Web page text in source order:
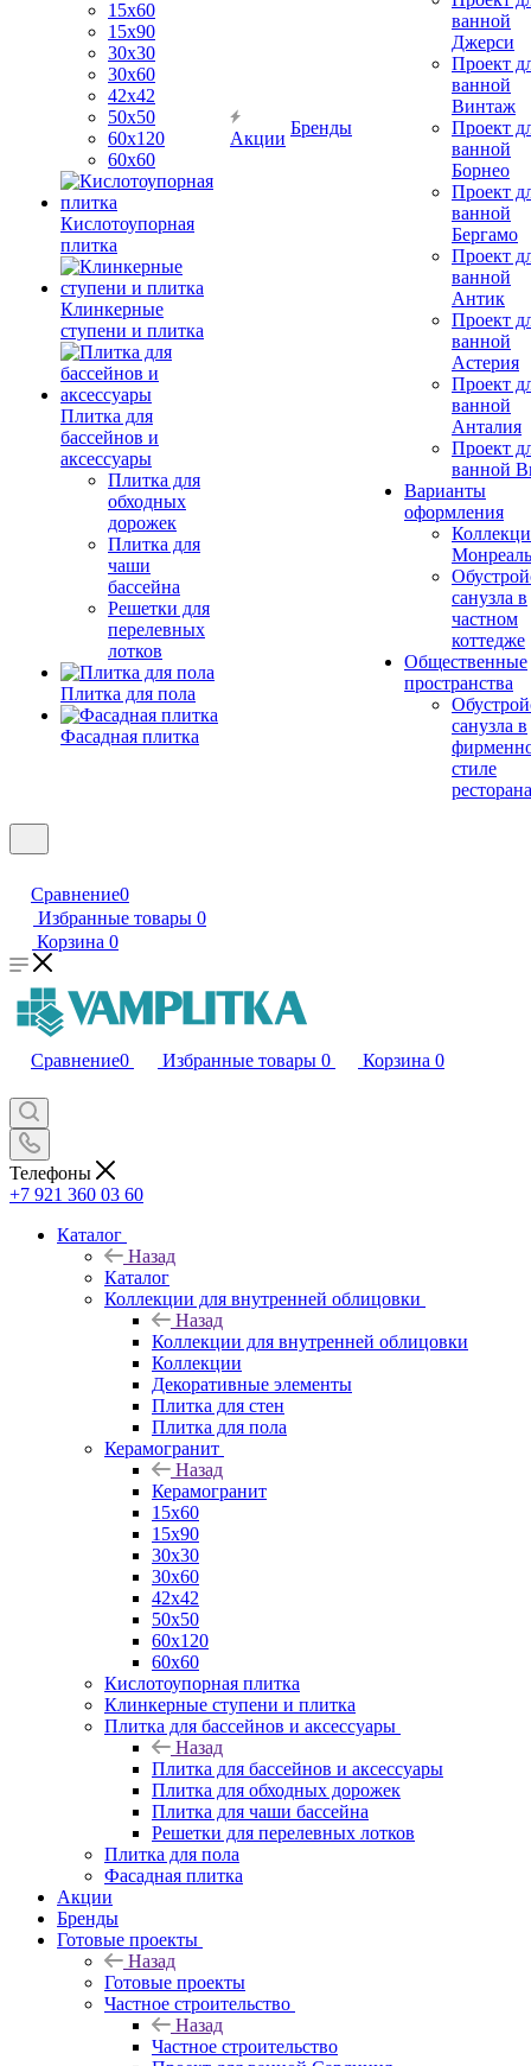
15х60
15x90
30х30
30х60
42х42
50х50
60х120
60х60
Кислотоупорная
плитка
Клинкерные
ступени и плитка
Плитка для
бассейнов и
аксессуары
Плитка для
обходных
дорожек
Плитка для
чаши
бассейна
Решетки для
перелевных
лотков
Плитка для пола
Фасадная плитка
Акции
Бренды
ванной
Джерси
Проект
ванной
Винтаж
Проект
ванной
Борнео
Проект
ванной
Бергамо
Проект
ванной
Антик
Проект
ванной
Астерия
Проект
ванной
Анталия
Проект
ванной
Варианты
оформления
Монреаль
санузла в
частном
коттедже
Общественные
пространства
санузла в
стиле
ресторана
Сравнение0
Избранные товары 0
Корзина 0
Сравнение0 Избранные товары 0 Корзина 0
Телефоны
+7 921 360 03 60
Каталог
Назад
Каталог
Коллекции для внутренней облицовки
Назад
Коллекции для внутренней облицовки
Коллекции
Декоративные элементы
Плитка для стен
Плитка для пола
Керамогранит
Назад
Керамогранит
15х60
15x90
30х30
30х60
42х42
50х50
60х120
60х60
Кислотоупорная плитка
Клинкерные ступени и плитка
Плитка для бассейнов и аксессуары
Назад
Плитка для бассейнов и аксессуары
Плитка для обходных дорожек
Плитка для чаши бассейна
Решетки для перелевных лотков
Плитка для пола
Фасадная плитка
Акции
Бренды
Готовые проекты
Назад
Готовые проекты
Частное строительство
Назад
Частное строительство